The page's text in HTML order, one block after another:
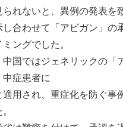
れないと、異例の発表を
し合わせて「アビガン」の
ングでした。
中国ではジェネリックの「
症患者に
適用され、重症化を防ぐ事